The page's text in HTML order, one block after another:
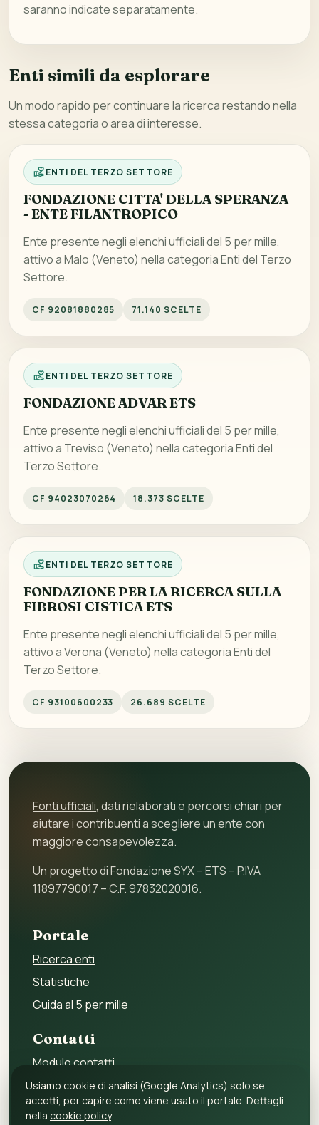
saranno indicate separatamente.
Enti simili da esplorare
Un modo rapido per continuare la ricerca restando nella
stessa categoria o area di interesse.
ENTI DEL TERZO SETTORE
FONDAZIONE CITTA' DELLA SPERANZA
- ENTE FILANTROPICO
Ente presente negli elenchi ufficiali del 5 per mille,
attivo a Malo (Veneto) nella categoria Enti del Terzo
Settore.
CF 92081880285 71.140 SCELTE
ENTI DEL TERZO SETTORE
FONDAZIONE ADVAR ETS
Ente presente negli elenchi ufficiali del 5 per mille,
attivo a Treviso (Veneto) nella categoria Enti del
Terzo Settore.
CF 94023070264 18.373 SCELTE
ENTI DEL TERZO SETTORE
FONDAZIONE PER LA RICERCA SULLA
FIBROSI CISTICA ETS
Ente presente negli elenchi ufficiali del 5 per mille,
attivo a Verona (Veneto) nella categoria Enti del
Terzo Settore.
CF 93100600233 26.689 SCELTE
Fonti ufficiali, dati rielaborati e percorsi chiari per
aiutare i contribuenti a scegliere un ente con
maggiore consapevolezza.
Un progetto diFondazione SYX – ETS – P.IVA
11897790017 – C.F. 97832020016.
Portale
Ricerca enti
Statistiche
Guida al 5 per mille
Contatti
Modulo contatti
Per gli enti
Per i fornitori
Usiamo cookie di analisi (Google Analytics) solo se
accetti, per capire come viene usato il portale. Dettagli
nella cookie policy.